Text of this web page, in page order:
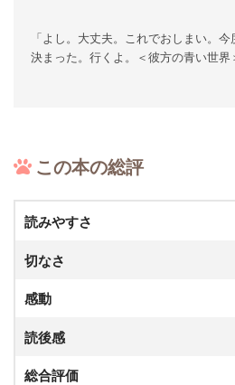
「よし。大丈夫。これでおしまい。
決まった。行くよ。＜彼方の青い世界
この本の総評
読みやすさ
切なさ
感動
読後感
総合評価